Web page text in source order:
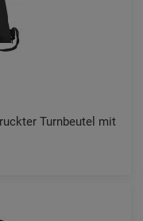
Turnbeutel mit